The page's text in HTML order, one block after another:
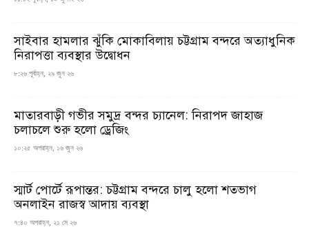
সাইবার হামলার ঝুঁকি মোকাবিলায় চট্টগ্রাম বন্দরে অত্যাধুনিক
নিরাপত্তা ব্যবস্থার উদ্বোধন
৮:২৬ পূর্বাহ্ন, ২৯ জুন ২৬
মাতারবাড়ী গভীর সমুদ্র বন্দর চ্যানেল: নিরাপদ জাহাজ
চলাচলে শুরু হলো ড্রেজিং
১০:২৫ অপরাহ্ন, ১৬ জুন ২৬
স্মার্ট পোর্টে রূপান্তর: চট্টগ্রাম বন্দরে চালু হলো শতভাগ
অনলাইন রাজস্ব আদায় ব্যবস্থা
৭:৪০ অপরাহ্ন, ২১ মে ২৬